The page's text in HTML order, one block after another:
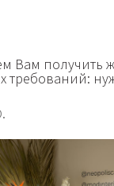
Вам получить
требований: